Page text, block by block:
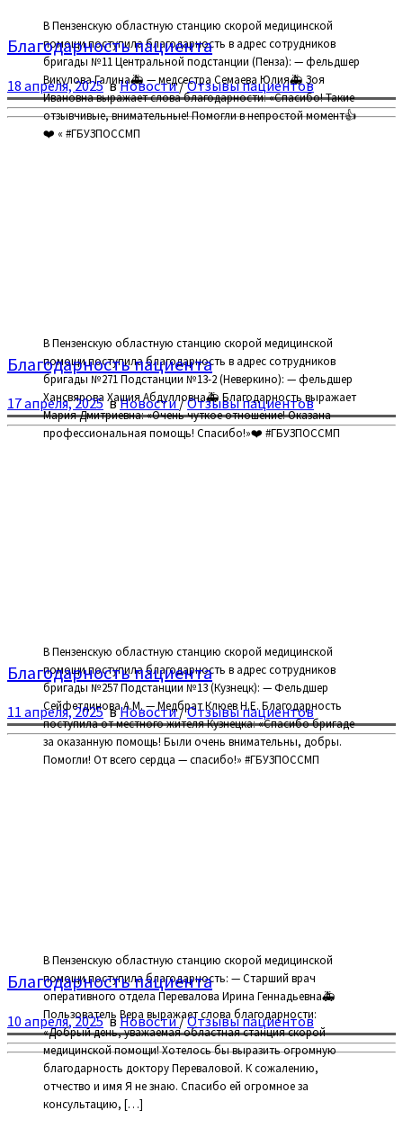
В Пензенскую областную станцию скорой медицинской
помощи поступила благодарность в адрес сотрудников
бригады №11 Центральной подстанции (Пенза): — фельдшер
Викулова Галина🚑 — медсестра Семаева Юлия🚑 Зоя
Ивановна выражает слова благодарности: «Спасибо! Такие
отзывчивые, внимательные! Помогли в непростой момент👍
❤️ « #ГБУЗПОССМП
Благодарность пациента
18 апреля, 2025вНовости/Отзывы пациентов
В Пензенскую областную станцию скорой медицинской
помощи поступила благодарность в адрес сотрудников
бригады №271 Подстанции №13-2 (Неверкино): — фельдшер
Хансвярова Хашия Абдулловна🚑 Благодарность выражает
Мария Дмитриевна: «Очень чуткое отношение! Оказана
профессиональная помощь! Спасибо!»❤️ #ГБУЗПОССМП
Благодарность пациента
17 апреля, 2025 вНовости/Отзывы пациентов
В Пензенскую областную станцию скорой медицинской
помощи поступила благодарность в адрес сотрудников
бригады №257 Подстанции №13 (Кузнецк): — Фельдшер
Сейфетдинова А.М. — Медбрат Клюев Н.Е. Благодарность
поступила от местного жителя Кузнецка: «Спасибо бригаде
за оказанную помощь! Были очень внимательны, добры.
Помогли! От всего сердца — спасибо!» #ГБУЗПОССМП
Благодарность пациента
11 апреля, 2025вНовости/Отзывы пациентов
В Пензенскую областную станцию скорой медицинской
помощи поступила благодарность: — Старший врач
оперативного отдела Перевалова Ирина Геннадьевна🚑
Пользователь Вера выражает слова благодарности:
«Добрый день, уважаемая областная станция скорой
медицинской помощи! Хотелось бы выразить огромную
благодарность доктору Переваловой. К сожалению,
отчество и имя Я не знаю. Спасибо ей огромное за
консультацию, […]
Благодарность пациента
10 апреля, 2025в Новости/Отзывы пациентов